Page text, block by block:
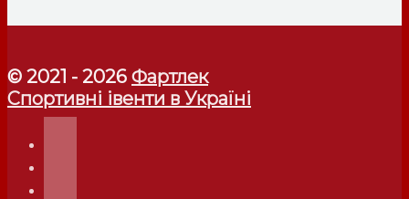
© 2021 - 2026 Фартлек
Спортивні івенти в Україні